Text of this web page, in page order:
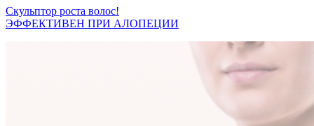
Скульптор роста волос!
ЭФФЕКТИВЕН ПРИ АЛОПЕЦИИ